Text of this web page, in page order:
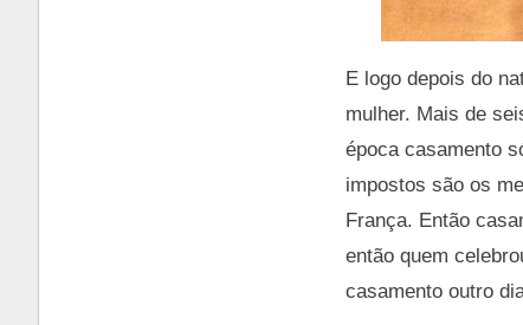
E logo depois do
mulher. Mais de
época casamento
impostos são os
França. Então
então quem
casamento outro